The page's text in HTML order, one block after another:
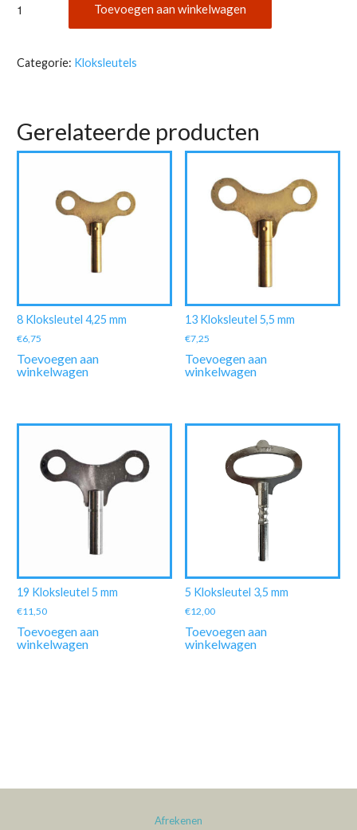
Kloksleutel
mm
Toevoegen aan winkelwagen
Categorie: Kloksleutels
Gerelateerde producten
8 Kloksleutel 4,25 mm
€6,75
Toevoegen aan
winkelwagen
13 Kloksleutel 5,5 mm
€7,25
Toevoegen aan
winkelwagen
19 Kloksleutel 5 mm
€11,50
Toevoegen aan
winkelwagen
5 Kloksleutel 3,5 mm
€12,00
Toevoegen aan
winkelwagen
Afrekenen